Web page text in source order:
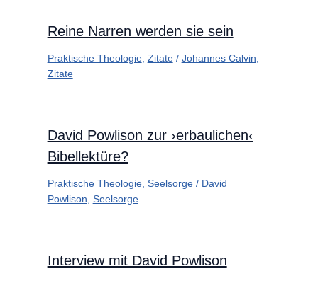
Reine Narren werden sie sein
Praktische Theologie, Zitate/ Johannes Calvin,
Zitate
David Powlison zur ›erbaulichen‹
Bibellektüre?
Praktische Theologie, Seelsorge/ David
Powlison, Seelsorge
Interview mit David Powlison